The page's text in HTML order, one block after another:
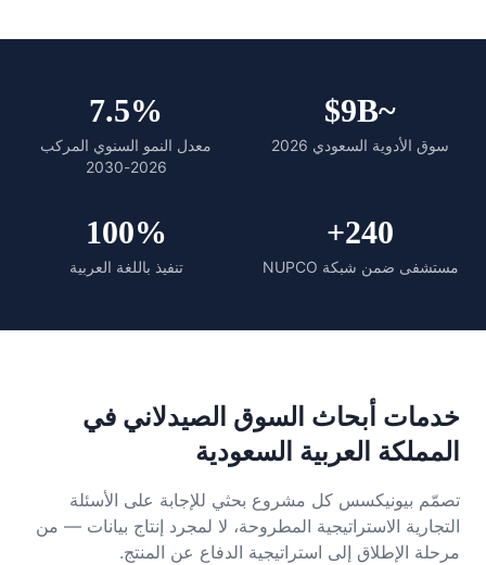
~$9B
سوق الأدوية السعودي 2026
7.5%
معدل النمو السنوي المركب
2026-2030
240+
مستشفى ضمن شبكة NUPCO
100%
تنفيذ باللغة العربية
خدمات أبحاث السوق الصيدلاني في
المملكة العربية السعودية
تصمّم بيونيكسس كل مشروع بحثي للإجابة على الأسئلة
التجارية الاستراتيجية المطروحة، لا لمجرد إنتاج بيانات — من
مرحلة الإطلاق إلى استراتيجية الدفاع عن المنتج.